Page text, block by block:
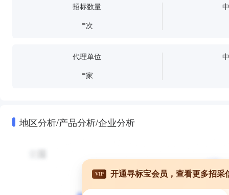
招标数量
-次
代理单位
-家
地区分析/产品分析/企业分析
VIP 开通寻标宝会员，查看更多招采